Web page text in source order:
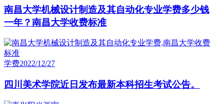
南昌大学机械设计制造及其自动化专业学费多少钱
一年？南昌大学收费标准
学费2022/12/27
四川美术学院近日发布最新本科招生考试公告。